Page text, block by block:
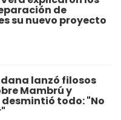
de
su nuevo proyecto
lanzó filosos
Mambrú y
todo: "No